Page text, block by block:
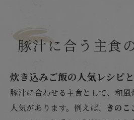
豚汁に合う主食
炊き込みご飯の人気レシピ
豚汁に合わせる主食として、和
人気があります。例えば、 きのこ